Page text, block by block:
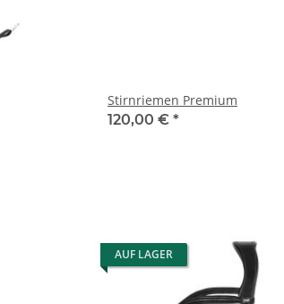
Stirnriemen Premium
120,00 € *
AUF LAGER